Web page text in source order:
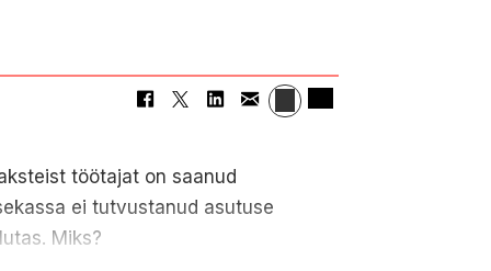
töötajat on saanud
ei tutvustanud asutuse
Miks?